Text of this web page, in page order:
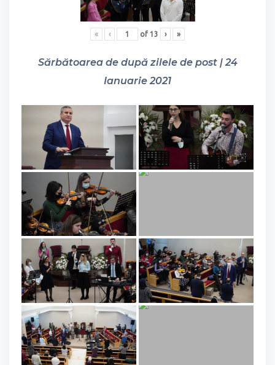
« ‹ of 13 › »
Sărbătoarea de după zilele de post | 24
Ianuarie 2021